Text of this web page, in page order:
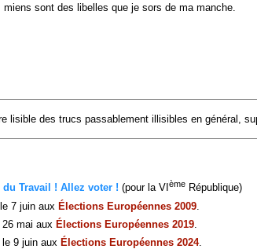
sont des libelles que je sors de ma manche.
lisible des trucs passablement illisibles en général,
Travail ! Allez voter ! (pour la VI ème République)
7 juin aux Élections Européennes 2009
mai aux Élections Européennes 2019
9 juin aux Élections Européennes 2024.